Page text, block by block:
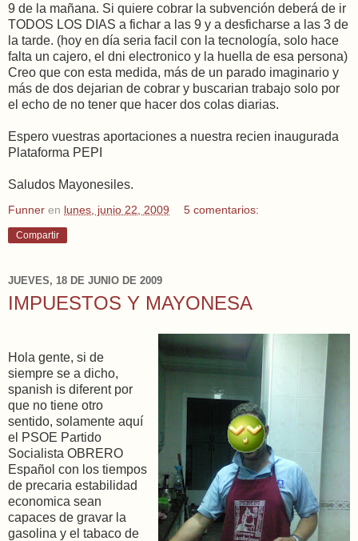
9 de la mañana. Si quiere cobrar la subvención deberá de ir
TODOS LOS DIAS a fichar a las 9 y a desficharse a las 3 de
la tarde. (hoy en día seria facil con la tecnología, solo hace
falta un cajero, el dni electronico y la huella de esa persona)
Creo que con esta medida, más de un parado imaginario y
más de dos dejarian de cobrar y buscarian trabajo solo por
el echo de no tener que hacer dos colas diarias.
Espero vuestras aportaciones a nuestra recien inaugurada
Plataforma PEPI
Saludos Mayonesiles.
Funner en lunes, junio 22, 2009 5 comentarios:
Compartir
JUEVES, 18 DE JUNIO DE 2009
IMPUESTOS Y MAYONESA
Hola gente, si de
siempre se a dicho,
spanish is diferent por
que no tiene otro
sentido, solamente aquí
el PSOE Partido
Socialista OBRERO
Español con los tiempos
de precaria estabilidad
economica sean
capaces de gravar la
gasolina y el tabaco de